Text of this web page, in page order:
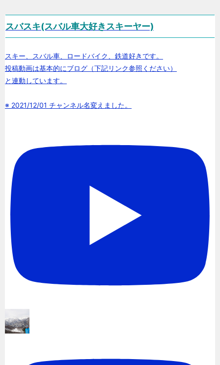
スバスキ(スバル車大好きスキーヤー)
スキー、スバル車、ロードバイク、鉄道好きです。
投稿動画は基本的にブログ（下記リンク参照ください）
と連動しています。
※ 2021/12/01 チャンネル名変えました。